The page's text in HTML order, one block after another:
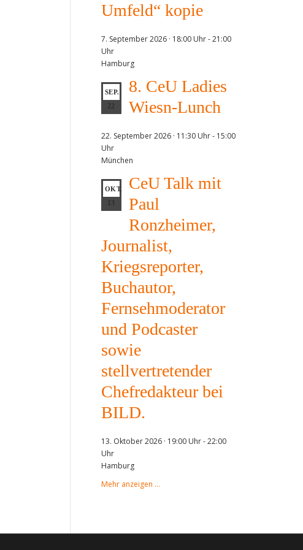
Umfeld“ kopie
7. September 2026 · 18:00 Uhr-21:00
Uhr
Hamburg
SEP.
22
8. CeU Ladies
Wiesn-Lunch
22. September 2026 · 11:30 Uhr- 15:00
Uhr
München
OKT.
CeU Talk mit
Paul
Ronzheimer,
Journalist,
Kriegsreporter,
Buchautor,
Fernsehmoderator
und Podcaster
sowie
stellvertretender
Chefredakteur bei
BILD.
13. Oktober 2026 · 19:00 Uhr-22:00
Uhr
Hamburg
Mehr anzeigen …